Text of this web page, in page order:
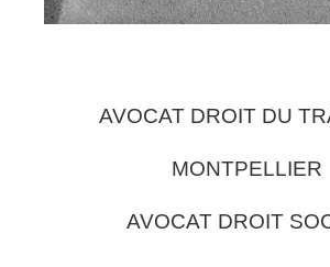
AVOCAT DROIT DU
MONTPELLIER
AVOCAT DROIT